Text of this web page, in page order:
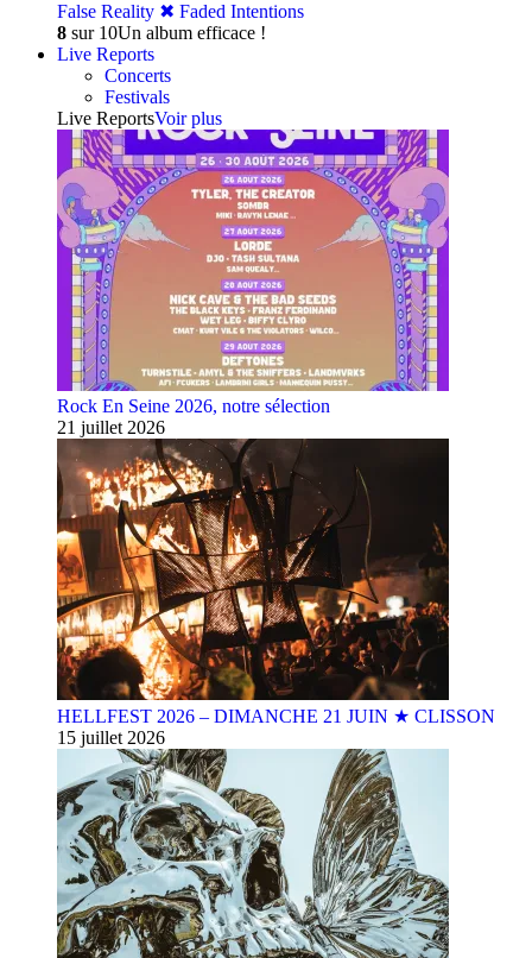
False Reality ✖︎ Faded Intentions
8 sur 10Un album efficace !
Live Reports
Concerts
Festivals
Live ReportsVoir plus
Rock En Seine 2026, notre sélection
21 juillet 2026
HELLFEST 2026 – DIMANCHE 21 JUIN ★ CLISSON
15 juillet 2026